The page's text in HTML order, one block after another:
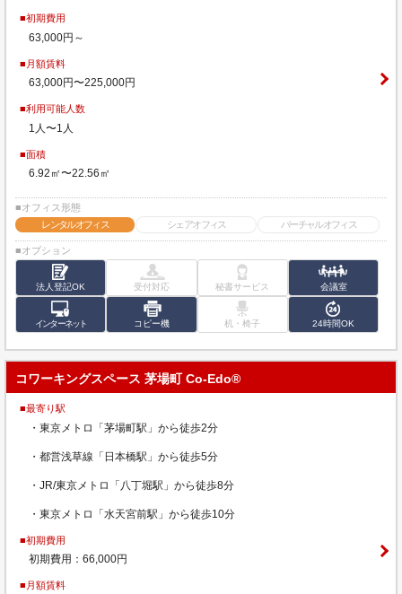
■初期費用
63,000円～
■月額賃料
63,000円〜225,000円
■利用可能人数
1人〜1人
■面積
6.92㎡〜22.56㎡
■オフィス形態
レンタルオフィス
シェアオフィス バーチャルオフィス
■オプション
法人登記OK 受付対応 秘書サービス 会議室
インターネット コピー機 机・椅子 24時間OK
コワーキングスペース 茅場町 Co-Edo®
■最寄り駅
・東京メトロ「茅場町駅」から徒歩2分
・都営浅草線「日本橋駅」から徒歩5分
・JR/東京メトロ「八丁堀駅」から徒歩8分
・東京メトロ「水天宮前駅」から徒歩10分
■初期費用
初期費用：66,000円
■月額賃料